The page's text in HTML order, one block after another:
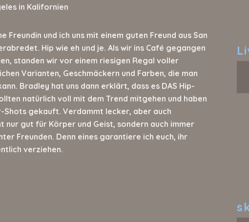
in Kalifornien
Freundin und ich uns mit einem guten Freund aus San
Hip wie eh und je. Als wir ins Café gegangen
standen wir vor einem riesigen Regal voller
Varianten, Geschmäckern und Farben, die man
Bradley hat uns dann erklärt, dass es DAS Hip-
natürlich voll mit dem Trend mitgehen und haben
Shots gekauft. Verdammt lecker, aber auch
nur gut für Körper und Geist, sondern auch immer
Freunden. Denn eines garantiere ich euch, ihr
verziehen.